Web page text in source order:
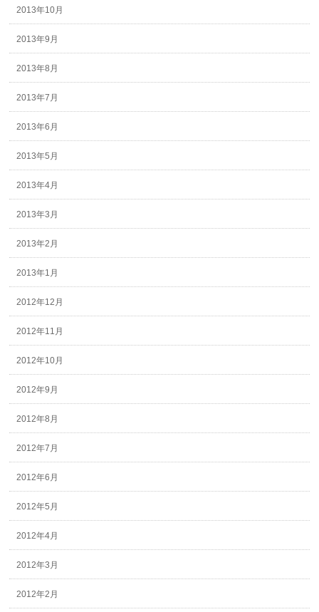
2013年10月
2013年9月
2013年8月
2013年7月
2013年6月
2013年5月
2013年4月
2013年3月
2013年2月
2013年1月
2012年12月
2012年11月
2012年10月
2012年9月
2012年8月
2012年7月
2012年6月
2012年5月
2012年4月
2012年3月
2012年2月